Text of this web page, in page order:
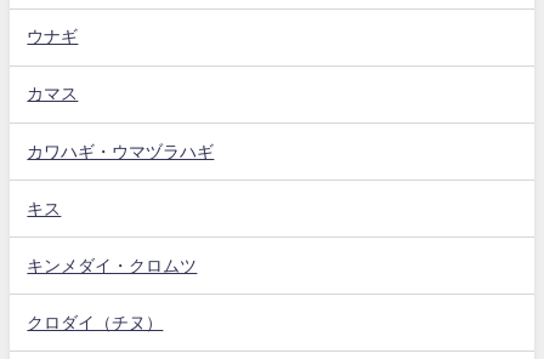
ウナギ
カマス
カワハギ・ウマヅラハギ
キス
キンメダイ・クロムツ
クロダイ（チヌ）